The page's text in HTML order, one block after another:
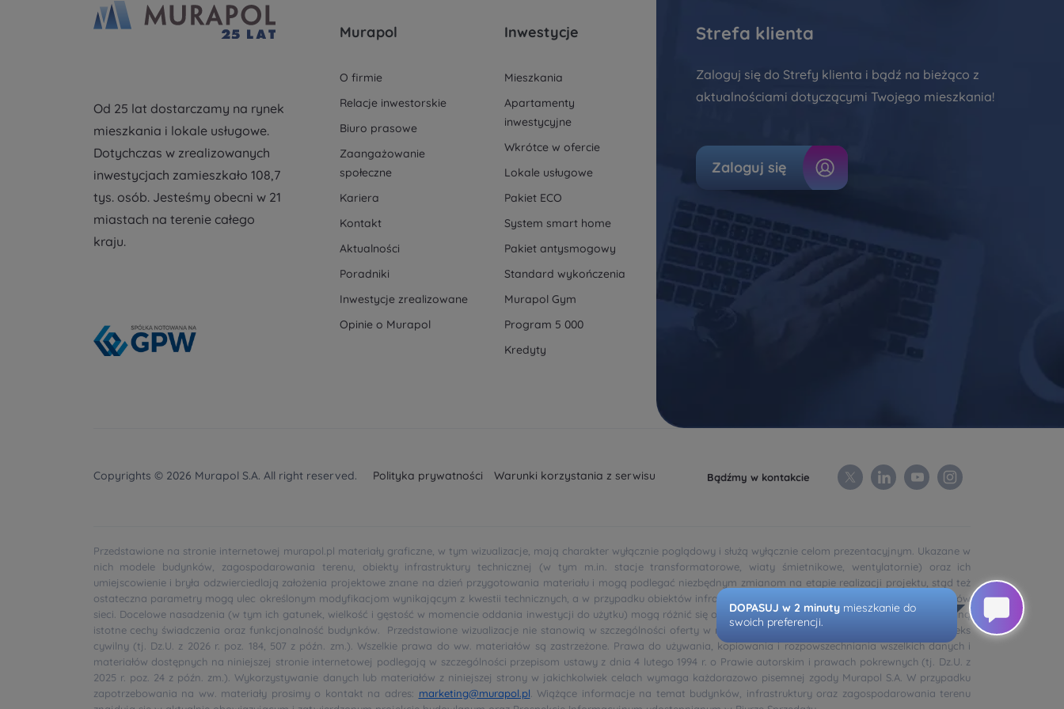
Od 25 lat dostarczamy na rynek
mieszkania i lokale usługowe.
Dotychczas w zrealizowanych
inwestycjach zamieszkało 108,7
tys. osób. Jesteśmy obecni w 21
miastach na terenie całego
kraju.
Murapol
O firmie
Relacje inwestorskie
Biuro prasowe
Zaangażowanie
społeczne
Kariera
Kontakt
Aktualności
Poradniki
Inwestycje zrealizowane
Opinie o Murapol
Inwestycje
Mieszkania
Apartamenty
inwestycyjne
Wkrótce w ofercie
Lokale usługowe
Pakiet ECO
System smart home
Pakiet antysmogowy
Standard wykończenia
Murapol Gym
Program 5 000
Kredyty
Strefa klienta
Zaloguj się do Strefy klienta i bądź na bieżąco z
aktualnościami dotyczącymi Twojego mieszkania!
Zaloguj się
Copyrights © 2026 Murapol S.A. All right reserved. Polityka prywatności Warunki korzystania z serwisu Bądźmy w kontakcie
Przedstawione na stronie internetowej murapol.pl materiały graficzne, w tym wizualizacje, mają charakter wyłącznie poglądowy i służą wyłącznie celom prezentacyjnym. Ukazane w
nich modele budynków, zagospodarowania terenu, obiekty infrastruktury technicznej (w tym m.in. stacje transformatorowe, wiaty śmietnikowe, wentylatornie) oraz ich
umiejscowienie i bryła odzwierciedlają założenia projektowe znane na dzień przygotowania materiału i mogą podlegać niezbędnym zmianom na etapie realizacji projektu, stąd też
ostateczna parametry mogą ulec określonym modyfikacjom wynikającym z kwestii technicznych, a w przypadku obiektów infrastruktury technicznej również wytycznych gestorów
sieci. Docelowe nasadzenia (w tym ich gatunek, wielkość i gęstość w momencie oddania inwestycji do użytku) mogą różnić się od zaprezentowanych na obrazie. Zmianie nie ulegną
istotne cechy świadczenia oraz funkcjonalność budynków. Przedstawione wizualizacje nie stanowią w szczególności oferty w rozumieniu ustawy z dnia 23 kwietnia 1964 r. Kodeks
cywilny (tj. Dz.U. z 2026 r. poz. 184, 507 z późn. zm.). Wszelkie prawa do ww. materiałów są zastrzeżone. Prawa do używania, kopiowania i rozpowszechniania wszelkich danych i
materiałów dostępnych na niniejszej stronie internetowej podlegają w szczególności przepisom ustawy z dnia 4 lutego 1994 r. o Prawie autorskim i prawach pokrewnych (tj. Dz.U. z
2025 r. poz. 24 z późn. zm.). Wykorzystywanie danych lub materiałów z niniejszej strony w jakichkolwiek celach wymaga każdorazowo pisemnej zgody Murapol S.A. W przypadku
zapotrzebowania na ww. materiały prosimy o kontakt na adres: marketing@murapol.pl . Wiążące informacje na temat budynków, infrastruktury oraz zagospodarowania terenu